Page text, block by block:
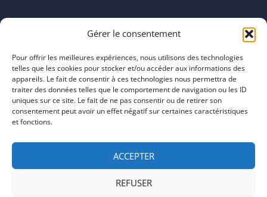
Gérer le consentement
Pour offrir les meilleures expériences, nous utilisons des technologies
telles que les cookies pour stocker et/ou accéder aux informations des
appareils. Le fait de consentir à ces technologies nous permettra de
traiter des données telles que le comportement de navigation ou les ID
uniques sur ce site. Le fait de ne pas consentir ou de retirer son
consentement peut avoir un effet négatif sur certaines caractéristiques
et fonctions.
ACCEPTER
REFUSER
mardi 11:00–23:00
jeudi 11:00–23:00
vendredi 11:00–23:00
samedi 11:00–20:00
dimanche 11:00–20:00